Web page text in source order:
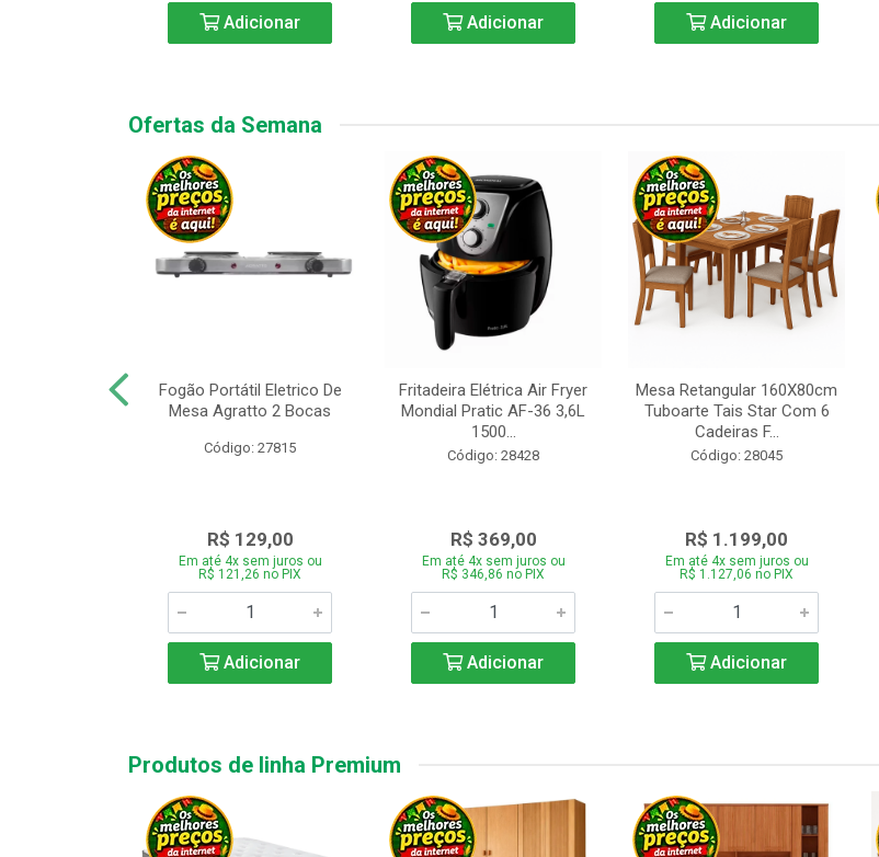
Adicionar Adicionar Adicionar
Ofertas da Semana
Fogão Portátil Eletrico De
Mesa Agratto 2 Bocas
Código: 27815
R$ 129,00
Em até 4x sem juros ou
R$ 121,26 no PIX
Adicionar
Fritadeira Elétrica Air Fryer
Mondial Pratic AF-36 3,6L
1500...
Código: 28428
R$ 369,00
Em até 4x sem juros ou
R$ 346,86 no PIX
Adicionar
Mesa Retangular 160X80cm
Tuboarte Tais Star Com 6
Cadeiras F...
Código: 28045
R$ 1.199,00
Em até 4x sem juros ou
R$ 1.127,06 no PIX
Adicionar
Produtos de linha Premium